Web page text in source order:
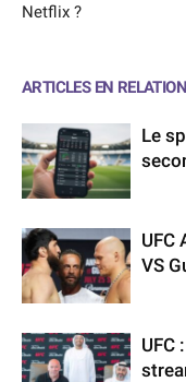
Netflix ?
ARTICLES EN RELATION
Le
UFC
VS
UFC